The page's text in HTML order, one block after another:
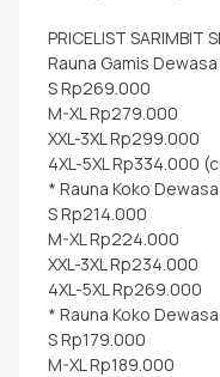
PRICELIST SARIMBIT
Rauna Gamis Dewasa
S Rp269.000
M-XL Rp279.000
XXL-3XL Rp299.000
4XL-5XL Rp334.000
* Rauna Koko
S Rp214.000
M-XL Rp224.000
XXL-3XL Rp234.000
4XL-5XL Rp269.000
* Rauna Koko Dewasa
S Rp179.000
M-XL Rp189.000